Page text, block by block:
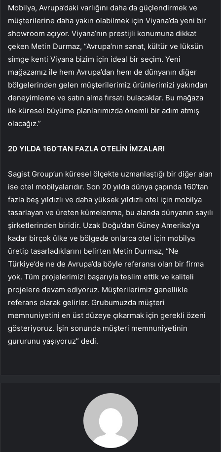
Mobilya, Avrupa’daki varlığını daha da güçlendirmek ve
müşterilerine daha yakın olabilmek için Viyana’da yeni bir
showroom açıyor. Viyana’nın prestijli konumuna dikkat
çeken Metin Durmaz, “Avrupa’nın sanat, kültür ve lüksün
simge kenti Viyana bizim için ideal bir seçim. Yeni
mağazamız ile hem Avrupa’dan hem de dünyanın diğer
bölgelerinden gelen müşterilerimiz ürünlerimizi yakından
deneyimleme ve satın alma fırsatı bulacaklar. Bu mağaza
ile küresel büyüme planlarımızda önemli bir adım atmış
olacağız.”
20 YILDA 160’TAN FAZLA OTELİN İMZALARI
Sagist Group’un küresel ölçekte uzmanlaştığı bir diğer alan
ise otel mobilyalarıdır. Son 20 yılda dünya çapında 160’tan
fazla beş yıldızlı ve daha yüksek yıldızlı otel için mobilya
tasarlayan ve üreten kümelenme, bu alanda dünyanın sayılı
şirketlerinden biridir. Uzak Doğu’dan Güney Amerika’ya
kadar birçok ülke ve bölgede onlarca otel için mobilya
üretip tasarladıklarını belirten Metin Durmaz, “Ne
Türkiye’de ne de Avrupa’da böyle referansı olan bir firma
yok. Tüm projelerimizi başarıyla teslim ettik ve kaliteli
projelere devam ediyoruz. Müşterilerimiz genellikle
referans olarak gelirler. Grubumuzda müşteri
memnuniyetini en üst düzeye çıkarmak için gerekli özeni
gösteriyoruz. İşin sonunda müşteri memnuniyetinin
gururunu yaşıyoruz” dedi.